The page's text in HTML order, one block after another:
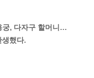
궁, 다자구 할머니…
했다.